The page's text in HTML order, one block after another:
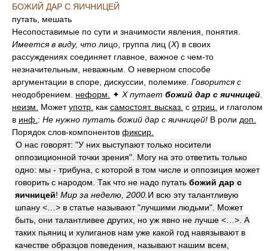
БОЖИЙ ДАР С ЯИЧНИЦЕЙ
путать, мешать
Несопоставимые по сути и значимости явления, понятия.
Имеется в виду, что лицо, группа лиц (Х) в своих
рассуждениях соединяет главное, важное с чем-то
незначительным, неважным. О неверном способе
аргументации в споре, дискуссии, полемике. Говорится с
неодобрением. неформ. ✦ Х путает божий дар с яичницей
неизм.
Может употр. как самостоят. высказ. с отриц.
и глаголом
в инф. : Не нужно путать божий дар с яичницей! В роли доп.
Порядок слов-компонентов фиксир.
О нас говорят: "У них выступают только носители
оппозиционной точки зрения". Могу на это ответить только
одно: мы - трибуна, с которой в том числе и оппозиция может
говорить с народом. Так что не надо путать божий дар с
яичницей! Мир за неделю, 2000. И всю эту талантливую
шпану <…> в статье называют "лучшими людьми". Может
быть, они талантливее других, но уж явно не лучше <…>. А
таких пьяниц и хулиганов нам уже какой год навязывают в
качестве образцов поведения, называют нашим всем,